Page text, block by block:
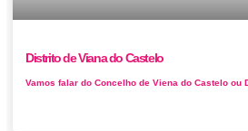
Distrito de Viana do Castelo